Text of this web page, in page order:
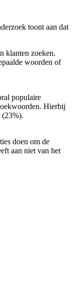
toont aan dat
klanten zoeken.
woorden of
populaire
Hierbij
(23%).
doen om de
aan niet van het